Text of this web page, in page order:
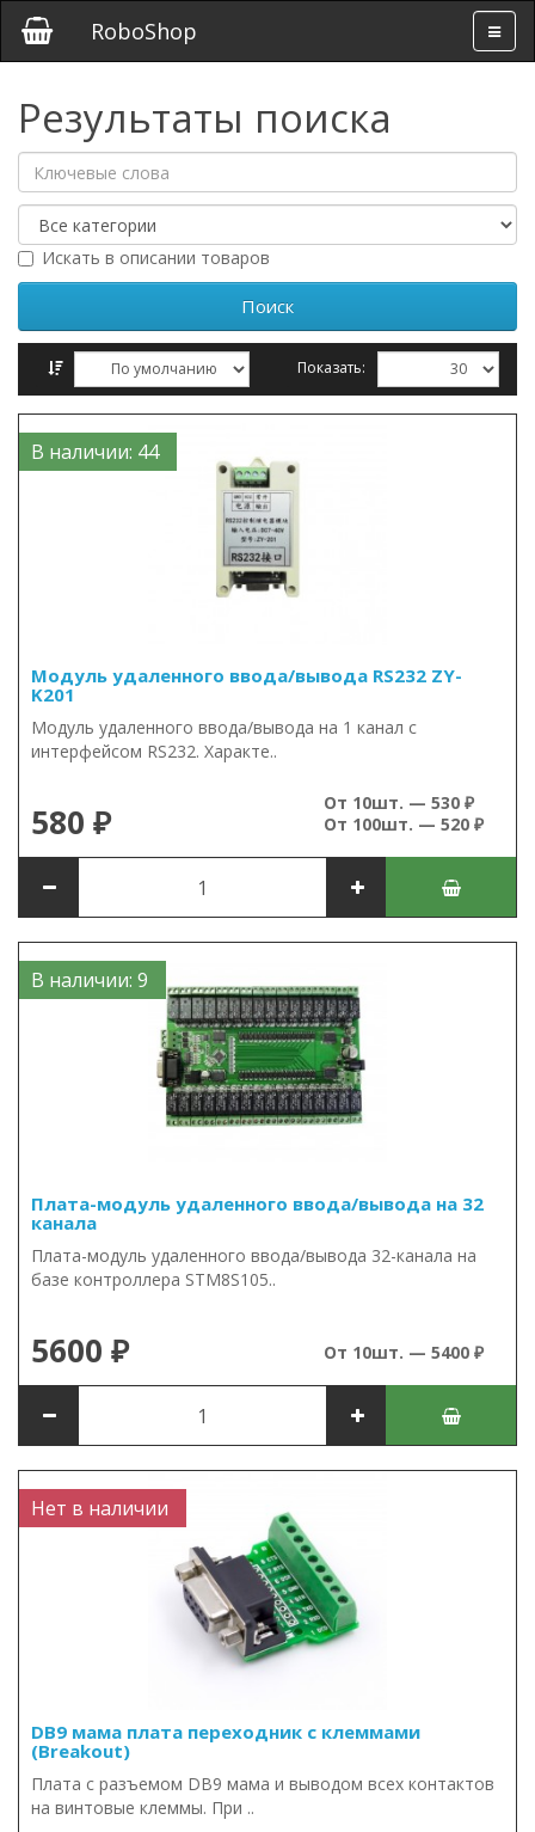
RoboShop
Результаты поиска
Искать в описании товаров
Показать:
В наличии: 44
Модуль удаленного ввода/вывода RS232 ZY-
K201
Модуль удаленного ввода/вывода на 1 канал c
интерфейсом RS232. Характе..
580 ₽
От 10шт. — 530 ₽
От 100шт. — 520 ₽
В наличии: 9
Плата-модуль удаленного ввода/вывода на 32
канала
Плата-модуль удаленного ввода/вывода 32-канала на
базе контроллера STM8S105..
5600 ₽ От 10шт. — 5400 ₽
Нет в наличии
DB9 мама плата переходник с клеммами
(Breakout)
Плата с разъемом DB9 мама и выводом всех контактов
на винтовые клеммы. При ..